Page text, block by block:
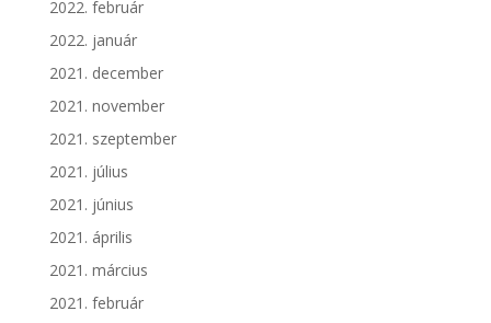
2022. február
2022. január
2021. december
2021. november
2021. szeptember
2021. július
2021. június
2021. április
2021. március
2021. február